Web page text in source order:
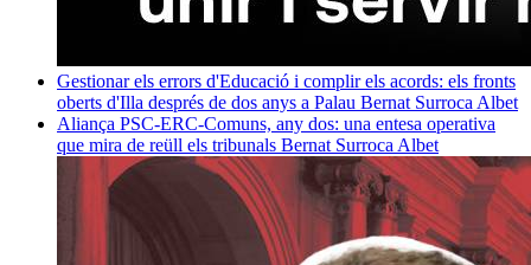
Gestionar els errors d'Educació i complir els acords: els fronts
oberts d'Illa després de dos anys a Palau Bernat Surroca Albet
Aliança PSC-ERC-Comuns, any dos: una entesa operativa
que mira de reüll els tribunals Bernat Surroca Albet